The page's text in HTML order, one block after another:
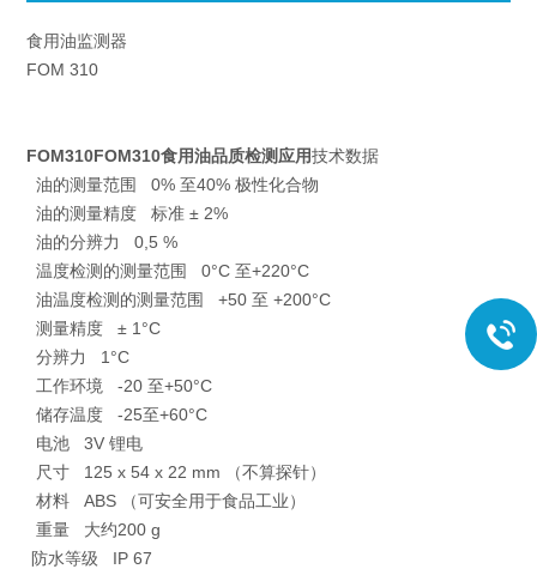
食用油监测器
FOM 310
FOM310FOM310食用油品质检测应用技术数据
油的测量范围 0% 至40% 极性化合物
油的测量精度 标准 ± 2%
油的分辨力 0,5 %
温度检测的测量范围 0°C 至+220°C
油温度检测的测量范围 +50 至 +200°C
测量精度 ± 1°C
分辨力 1°C
工作环境 -20 至+50°C
储存温度 -25至+60°C
电池 3V 锂电
尺寸 125 x 54 x 22 mm （不算探针）
材料 ABS （可安全用于食品工业）
重量 大约200 g
防水等级 IP 67